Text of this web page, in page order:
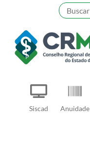
content
Siscad Anuidade
Pesquisar